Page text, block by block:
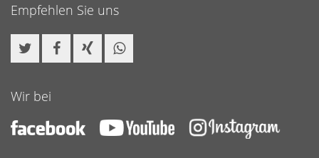
Empfehlen Sie uns
Wir bei